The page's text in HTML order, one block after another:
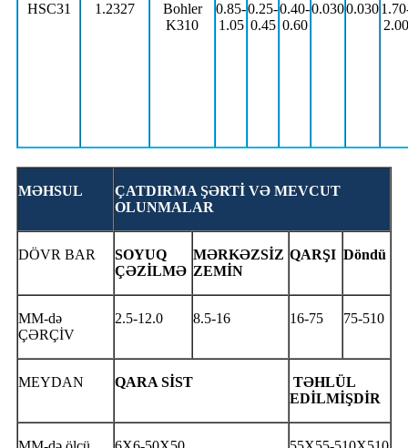
HSC31 1.2327
Bohler
K310
0.85-
1.05
0.25-
0.45
0.40-
0.60
0.0300.030
2.00
MƏHSUL
ÇATDIRMA ŞƏRTİ VƏ MEVCUT
OLUNMALAR
DÖVR BAR
SOYUQ
ÇƏZİLMƏ
MƏRKƏZSİZ
ZEMİN
QARŞI Döndü
MM-də
ÇƏRÇİV
2.5-12.0 8.5-16 16-75 75-510
MEYDAN QARA SİST
TƏHLÜL
EDİLMİŞDİR